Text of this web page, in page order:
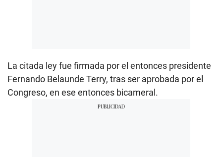
La citada ley fue firmada por el entonces presidente
Fernando Belaunde Terry, tras ser aprobada por el
Congreso, en ese entonces bicameral.